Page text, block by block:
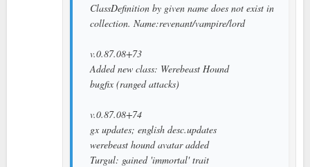
ClassDefinition by given name does not exist in
collection. Name:revenant/vampire/lord
v.0.87.08+73
Added new class: Werebeast Hound
bugfix (ranged attacks)
v.0.87.08+74
gx updates; english desc.updates
werebeast hound avatar added
Turgul: gained 'immortal' trait